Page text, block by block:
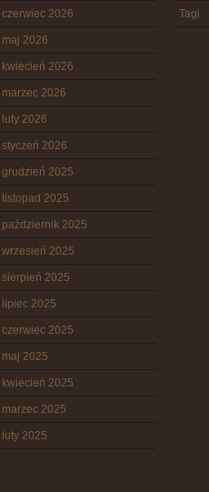
czerwiec 2026
maj 2026
kwiecień 2026
marzec 2026
luty 2026
styczeń 2026
grudzień 2025
listopad 2025
październik 2025
wrzesień 2025
sierpień 2025
lipiec 2025
czerwiec 2025
maj 2025
kwiecień 2025
marzec 2025
luty 2025
Tagi